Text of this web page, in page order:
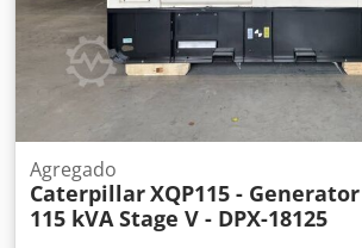
Agregado
CaterpillarXQP115 - Generator
115 kVA Stage V - DPX-18125